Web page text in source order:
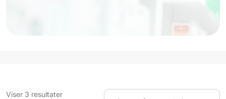
Viser 3 resultaterSorteret